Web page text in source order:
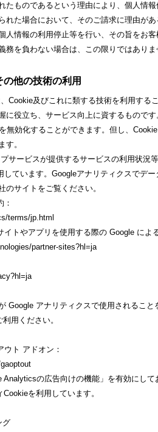
たものであるという理由により、個人情
れた場合において、そのご請求に理由が
人情報の利用停止等を行い、その旨をお
務を負わない場合は、この限りではありま
他の技術の利用
Cookie及びこれに類する技術を利用す
に役立ち、サービス向上に資するもので
無効化することができます。但し、
す。
サービスが提供するサービスの利用状
しています。Googleアナリティクスでデ
のサイトをご覧ください。
：
terms/jp.html
トやアプリを使用する際の Google によ
partner-sites?hl=ja
Google アナリティクスで使用されるこ
用ください。
ト アドオン：
Analyticsの広告向けの機能」を有効にし
を利用しています。
グ